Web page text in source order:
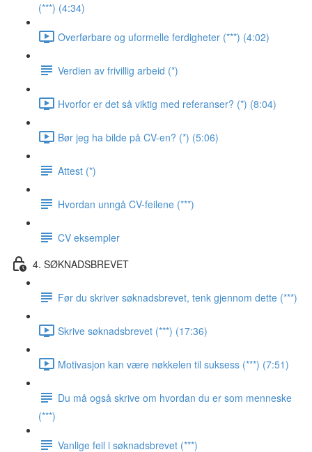
(***) (4:34)
Overførbare og uformelle ferdigheter (***) (4:02)
Verdien av frivillig arbeid (*)
Hvorfor er det så viktig med referanser? (*) (8:04)
Bør jeg ha bilde på CV-en? (*) (5:06)
Attest (*)
Hvordan unngå CV-feilene (***)
CV eksempler
4. SØKNADSBREVET
Før du skriver søknadsbrevet, tenk gjennom dette (***)
Skrive søknadsbrevet (***) (17:36)
Motivasjon kan være nøkkelen til suksess (***) (7:51)
Du må også skrive om hvordan du er som menneske
(***)
Vanlige feil i søknadsbrevet (***)